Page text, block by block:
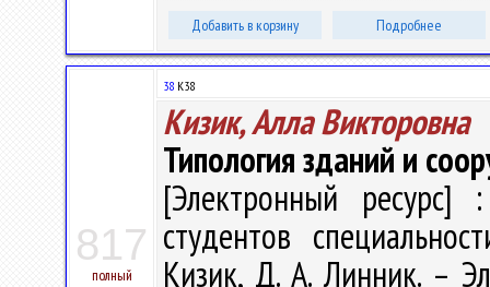
Добавить в корзину Подробнее
817
полный
38 К38
Кизик, Алла Викторовна
Типология зданий и
[Электронный ресурс]
студентов
Кизик, Д. А. Линник. –